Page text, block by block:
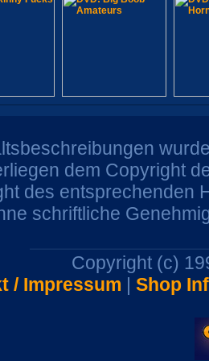
dem Copyright
des entsprechenden
schriftliche
Copyright (c)
/ Impressum | Shop